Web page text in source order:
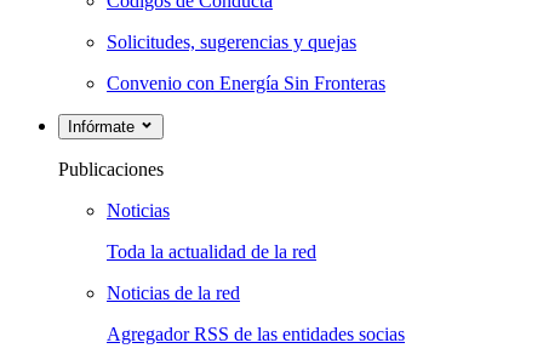
Solicitudes, sugerencias y quejas
Convenio con Energía Sin Fronteras
Infórmate
Publicaciones
Noticias
Toda la actualidad de la red
Noticias de la red
Agregador RSS de las entidades socias